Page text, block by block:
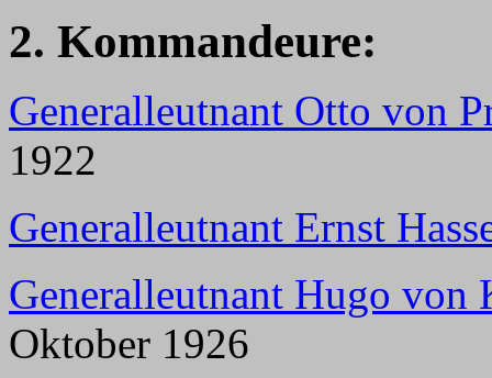
2. Kommandeure:
Generalleutnant Otto von
1922
Generalleutnant Ernst
Generalleutnant Hugo von
Oktober 1926